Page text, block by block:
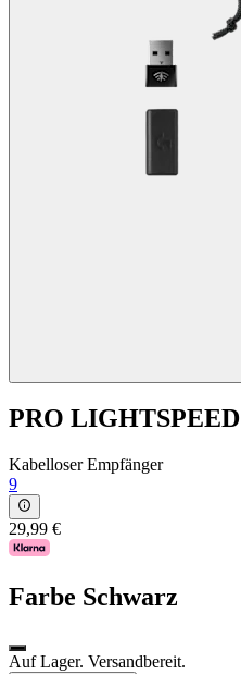
PRO LIGHTSPEED
Kabelloser Empfänger
9
29,99 €
Farbe Schwarz
Auf Lager. Versandbereit.